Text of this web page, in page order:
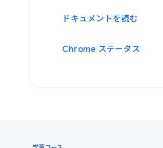
ドキュメントを読む
Chrome ステータス